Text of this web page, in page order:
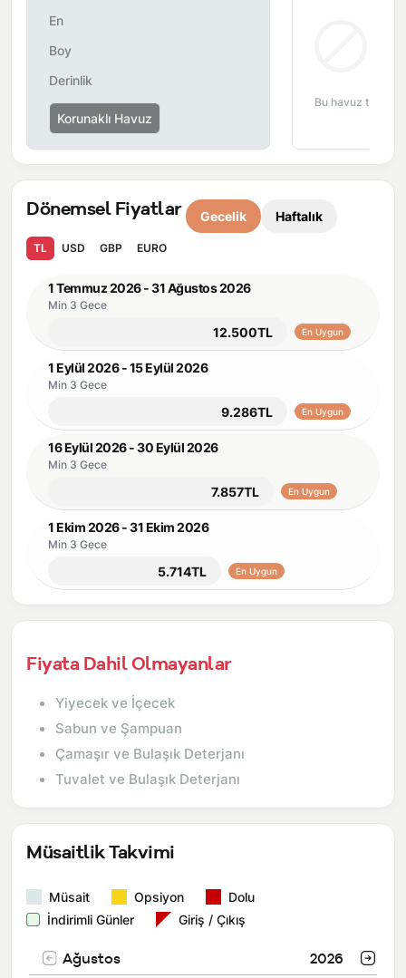
Önemli Bilgiler:
çalışma nedeniyle yol çalışması, elektrik ve su kesintileri
yaşanabilmektedir.
En
Boy
Derinlik
Korunaklı Havuz
Bu havuz tipi bu
Dönemsel Fiyatlar Gecelik Haftalık
TL USD GBP EURO
1 Temmuz 2026 - 31 Ağustos 2026
Min 3 Gece
12.500TL En Uygun
1 Eylül 2026 - 15 Eylül 2026
Min 3 Gece
9.286TL En Uygun
16 Eylül 2026 - 30 Eylül 2026
Min 3 Gece
7.857TL En Uygun
1 Ekim 2026 - 31 Ekim 2026
Min 3 Gece
5.714TL En Uygun
Fiyata Dahil Olmayanlar
Yiyecek ve İçecek
Sabun ve Şampuan
Çamaşır ve Bulaşık Deterjanı
Tuvalet ve Bulaşık Deterjanı
Müsaitlik Takvimi
Müsait Opsiyon
Dolu
İndirimli Günler
Giriş / Çıkış
Ağustos 2026